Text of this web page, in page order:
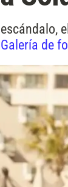
Galería de